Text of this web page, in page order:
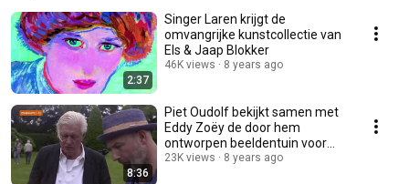
2:37
Singer Laren krijgt de
omvangrijke kunstcollectie van
Els & Jaap Blokker
46K views 8 years ago
8:36
Piet Oudolf bekijkt samen met
Eddy Zoëy de door hem
ontworpen beeldentuin voor
Singer Laren
23K views 8 years ago